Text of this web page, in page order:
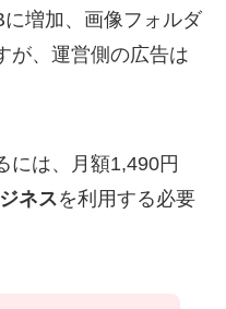
増加、画像フォルダ
が、運営側の広告は
には、月額1,490円
ネスを利用する必要